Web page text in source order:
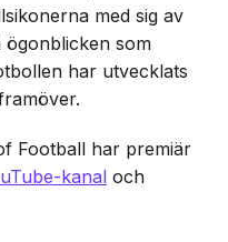
med sig av
som
har utvecklats
Football har premiär
kanal och